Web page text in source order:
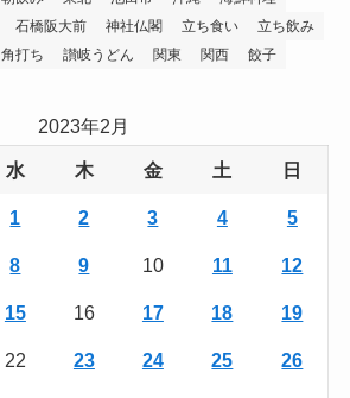
石橋阪大前 神社仏閣 立ち食い
立ち飲み
角打ち 讃岐うどん 関東 関西 餃子
2023年2月
水 木 金 土 日
1 2 3 4 5
8 9 10 11 12
15 16 17 18 19
22 23 24 25 26